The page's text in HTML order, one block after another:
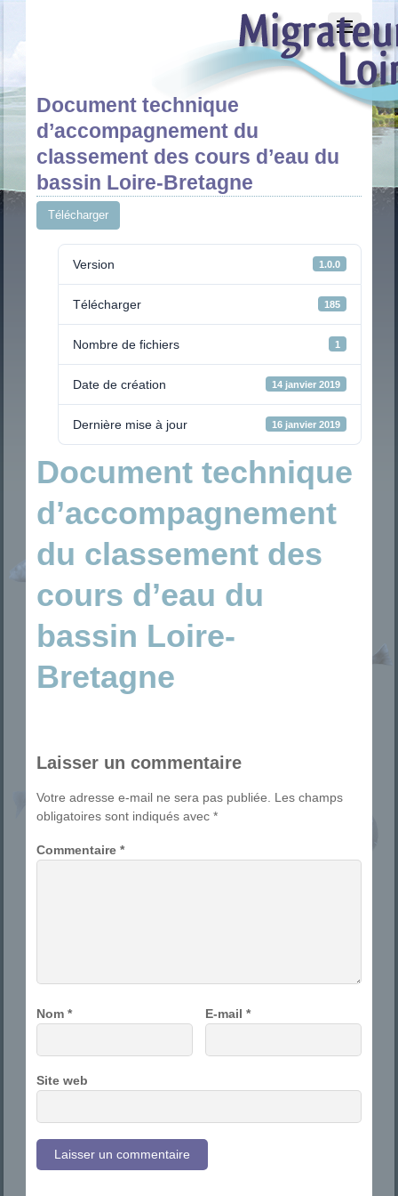
Document technique
d’accompagnement du
classement des cours d’eau du
bassin Loire-Bretagne
Télécharger
Version 1.0.0
Télécharger 185
Nombre de fichiers 1
Date de création 14 janvier 2019
Dernière mise à jour 16 janvier 2019
Document technique
d’accompagnement
du classement des
cours d’eau du
bassin Loire-
Bretagne
Laisser un commentaire
Votre adresse e-mail ne sera pas publiée.
Les champs
obligatoires sont indiqués avec*
Commentaire*
Nom* E-mail*
Site web